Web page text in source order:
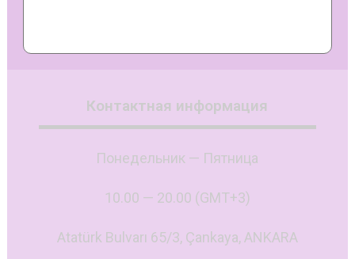
Контактная информация
Понедельник — Пятница
10.00 — 20.00 (GMT+3)
Atatürk Bulvarı 65/3, Çankaya, ANKARA